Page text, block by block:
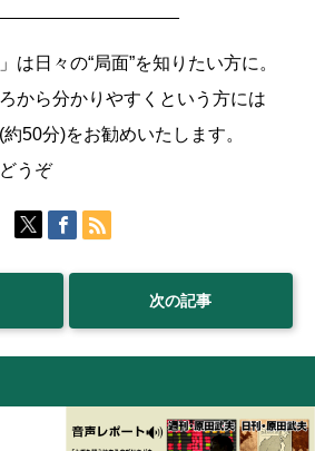
日々の“局面”を知りたい方に。
から分かりやすくという方には
50分)をお勧めいたします。
うぞ
次の記事